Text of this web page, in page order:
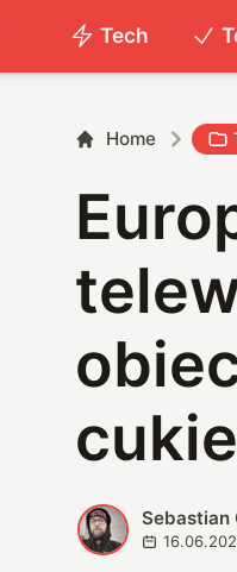
Tech
Home
S Sebastian